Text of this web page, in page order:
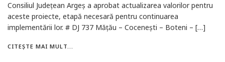
Consiliul Județean Argeș a aprobat actualizarea valorilor pentru
aceste proiecte, etapă necesară pentru continuarea
implementării lor. # DJ 737 Mățău – Cocenești – Boteni – […]
CITEȘTE MAI MULT...